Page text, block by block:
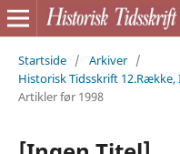
Startside / Arkiver /
Historisk Tidsskrift
Artikler før 1998